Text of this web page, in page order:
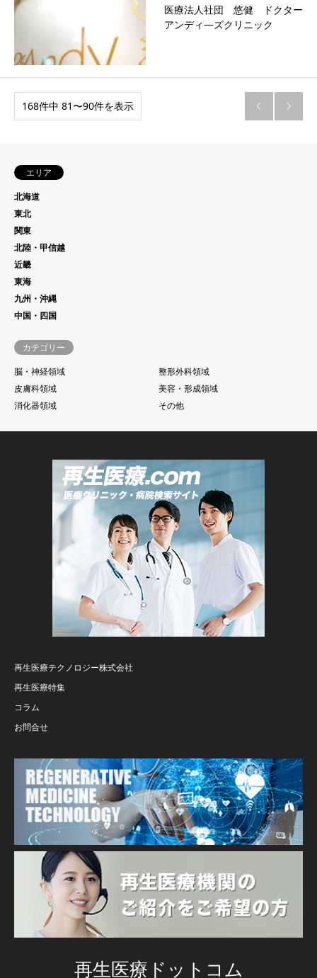
医療法人社団 悠健 ドクター
アンディ―ズクリニック
168件中 81〜90件を表示  
エリア
北海道
東北
関東
北陸・甲信越
近畿
東海
九州・沖縄
中国・四国
カテゴリー
脳・神経領域
整形外科領域
皮膚科領域
美容・形成領域
消化器領域
その他
再生医療テクノロジー株式会社
再生医療特集
コラム
お問合せ
再生医療ドットコム